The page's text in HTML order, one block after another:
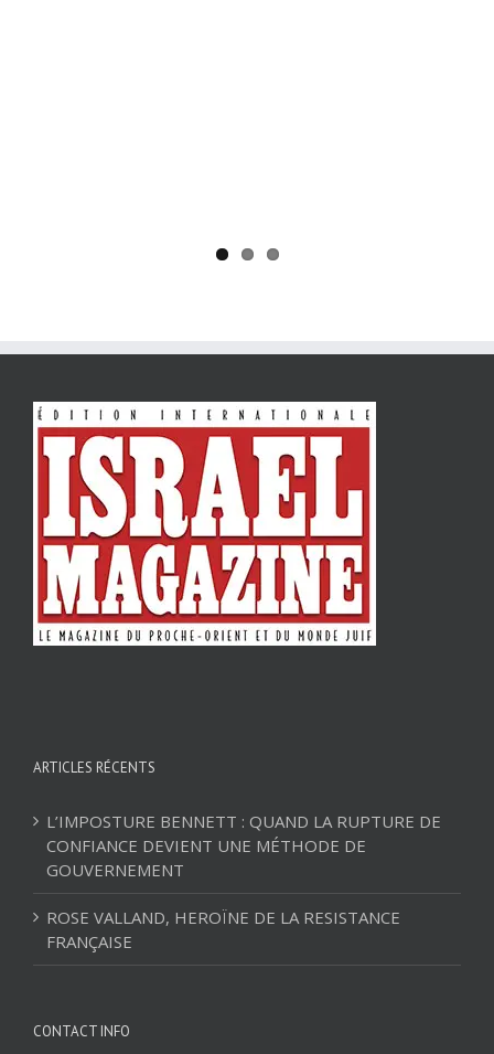
ARTICLES RÉCENTS
L’IMPOSTURE BENNETT : QUAND LA RUPTURE DE
CONFIANCE DEVIENT UNE MÉTHODE DE
GOUVERNEMENT
ROSE VALLAND, HEROÏNE DE LA RESISTANCE
FRANÇAISE
CONTACT INFO